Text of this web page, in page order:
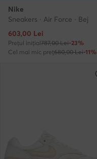
Nike
Sneakers · Air Force · Bej
Prețul actual
603,00 Lei
Prețul inițial787,00 Lei-23%
Cel mai mic preț680,00 Lei-11%